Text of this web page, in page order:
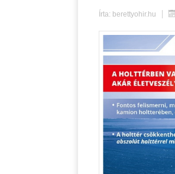
Írta: berettyohir.hu